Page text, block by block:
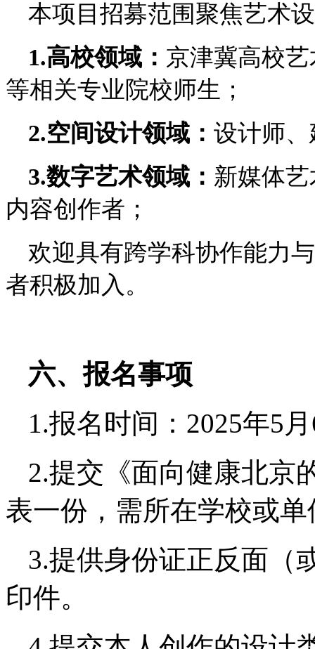
本项目招募范围聚焦艺术
1.高校领域： 京津冀高校
等相关专业院校师生；
2.空间设计领域： 设计师
3.数字艺术领域： 新媒体
内容创作者；
欢迎具有跨学科协作能力
者积极加入。
六、报名事项
1.报名时间：2025年5
2.提交《面向健康北京
表一份，需所在学校或
3.提供身份证正反面（
印件。